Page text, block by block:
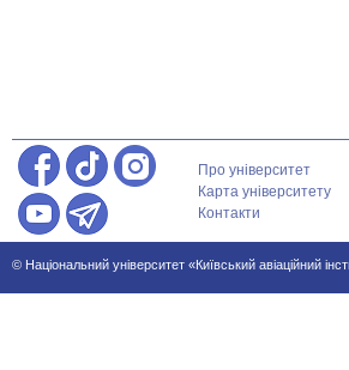
Про університет
Карта університету
Контакти
© Національний університет «Київський авіаційний